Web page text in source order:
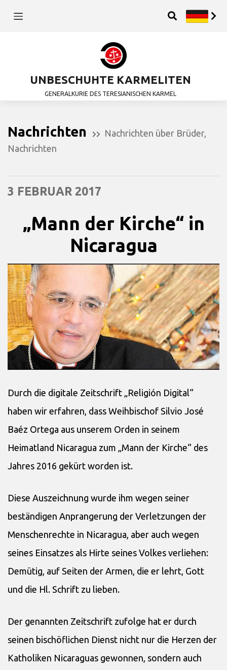
UNBESCHUHTE KARMELITEN
GENERALKURIE DES TERESIANISCHEN KARMEL
Nachrichten Nachrichten über Brüder,
Nachrichten
3 FEBRUAR 2017
„Mann der Kirche“ in
Nicaragua
Durch die digitale Zeitschrift „Religión Digital“
haben wir erfahren, dass Weihbischof Silvio José
Baéz Ortega aus unserem Orden in seinem
Heimatland Nicaragua zum „Mann der Kirche“ des
Jahres 2016 gekürt worden ist.
Diese Auszeichnung wurde ihm wegen seiner
beständigen Anprangerung der Verletzungen der
Menschenrechte in Nicaragua, aber auch wegen
seines Einsatzes als Hirte seines Volkes verliehen:
Demütig, auf Seiten der Armen, die er lehrt, Gott
und die Hl. Schrift zu lieben.
Der genannten Zeitschrift zufolge hat er durch
seinen bischöflichen Dienst nicht nur die Herzen der
Katholiken Nicaraguas gewonnen, sondern auch